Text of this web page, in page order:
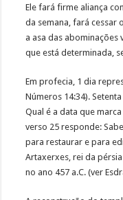
Ele fará firme aliança
da semana, fará cessar
a asa das abominações
que está determinada,
Em profecia, 1 dia
Números 14:34).
Qual é a data que
verso 25 responde:
para restaurar e para
Artaxerxes, rei da
no ano 457 a.C. (ver